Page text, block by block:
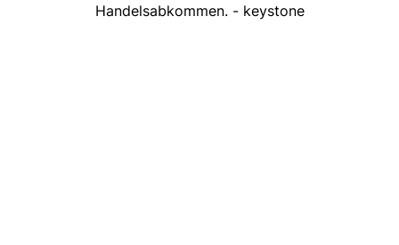
Handelsabkommen. - keystone